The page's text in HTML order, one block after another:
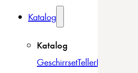
Katalog
Katalog
GeschirrsetTellerBowls &